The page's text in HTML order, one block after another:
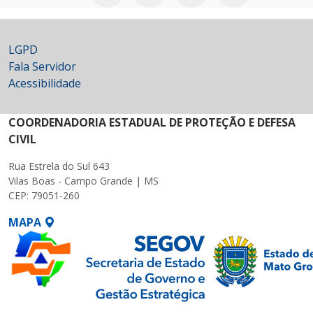
LGPD
Fala Servidor
Acessibilidade
COORDENADORIA ESTADUAL DE PROTEÇÃO E DEFESA
CIVIL
Rua Estrela do Sul 643
Vilas Boas - Campo Grande | MS
CEP: 79051-260
MAPA